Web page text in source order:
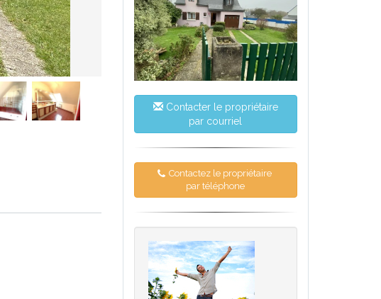
Contacter le propriétaire
par courriel
Contactez le propriétaire
par téléphone